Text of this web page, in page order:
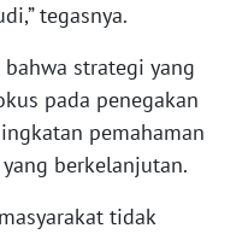
tegasnya.
strategi yang
pada penegakan
pemahaman
berkelanjutan.
tidak